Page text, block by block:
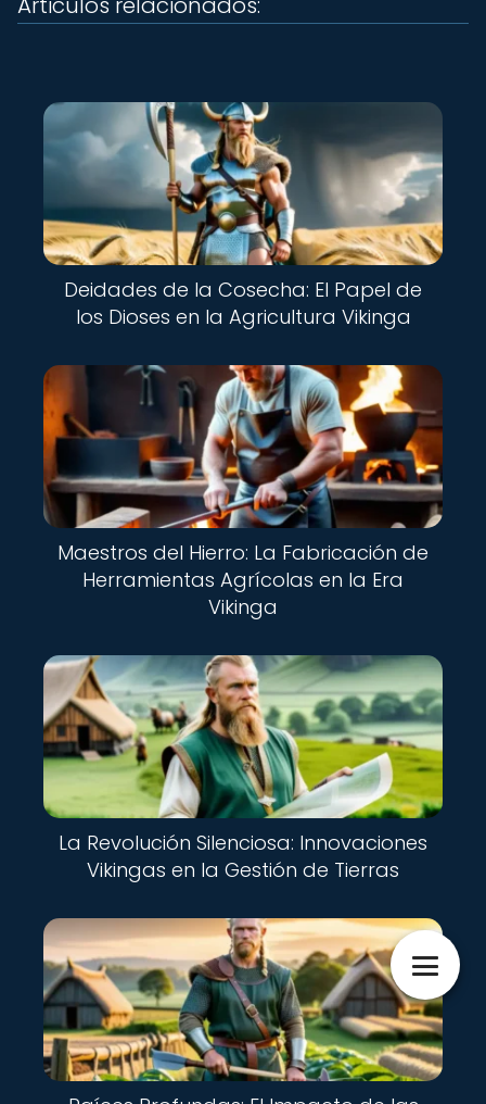
Deidades de la Cosecha: El Papel de
los Dioses en la Agricultura Vikinga
Maestros del Hierro: La Fabricación de
Herramientas Agrícolas en la Era
Vikinga
La Revolución Silenciosa: Innovaciones
Vikingas en la Gestión de Tierras